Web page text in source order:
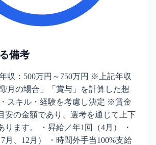
備考
収：500万円～750万円 ※上記年収
/月の場合」「賞与」を計算した想
スキル・経験を考慮し決定 ※賃金
安の金額であり、選考を通じて上下
ります。 ・昇給／年1回（4月） ・
月、12月） ・時間外手当100%支給